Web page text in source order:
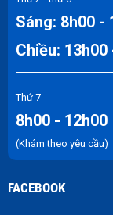
Sáng: 8h00 -
Chiều: 13h00
Thứ 7
8h00 - 12h00
(Khám theo yêu cầu)
FACEBOOK